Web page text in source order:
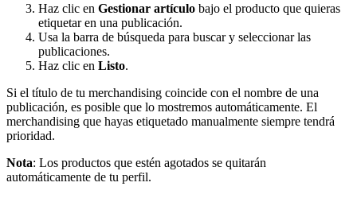
Haz clic en Gestionar artículo bajo el producto que quieras
etiquetar en una publicación.
Usa la barra de búsqueda para buscar y seleccionar las
publicaciones.
Haz clic en Listo.
Si el título de tu merchandising coincide con el nombre de una
publicación, es posible que lo mostremos automáticamente. El
merchandising que hayas etiquetado manualmente siempre tendrá
prioridad.
Nota: Los productos que estén agotados se quitarán
automáticamente de tu perfil.